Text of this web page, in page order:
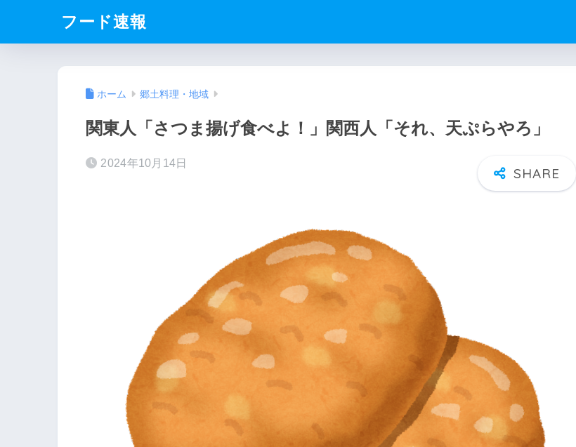
フード速報
ホーム 郷土料理・地域
関東人「さつま揚げ食べよ！」関西人「それ、天ぷらやろ」
2024年10月14日